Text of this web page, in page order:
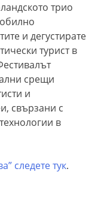
трио
и дегустирате
турист в
срещи
и
свързани с
в
следете тук.